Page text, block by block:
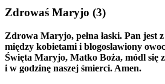
Zdrowaś Maryjo (3)
Zdrowa Maryjo, pełna łaski. Pan jest
między kobietami i błogosławiony
Święta Maryjo, Matko Boża, módl się
i w godzinę naszej śmierci. Amen.